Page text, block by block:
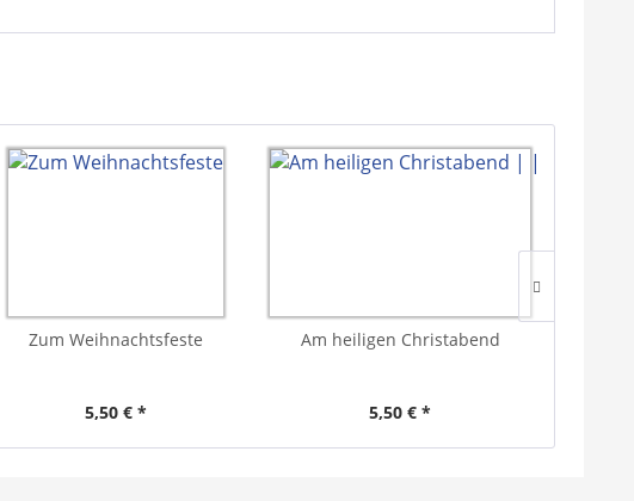
Zum Weihnachtsfeste
5,50 € *
Am heiligen Christabend
5,50 € *